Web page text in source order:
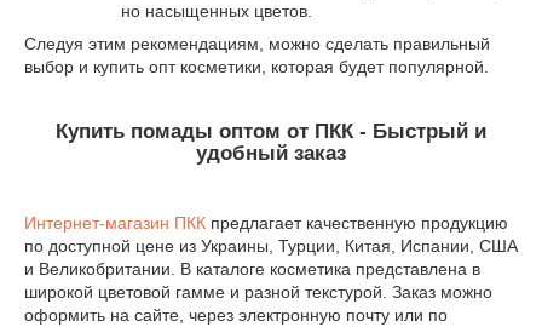
но насыщенных цветов.
Следуя этим рекомендациям, можно сделать правильный
выбор и купить опт косметики, которая будет популярной.
Купить помады оптом от ПКК - Быстрый и
удобный заказ
Интернет-магазин ПКК предлагает качественную продукцию
по доступной цене из Украины, Турции, Китая, Испании, США
и Великобритании. В каталоге косметика представлена в
широкой цветовой гамме и разной текстурой. Заказ можно
оформить на сайте, через электронную почту или по